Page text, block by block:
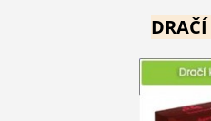
DRAČÍ